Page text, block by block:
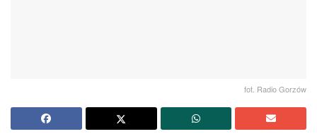
fot. Radio Gorzów